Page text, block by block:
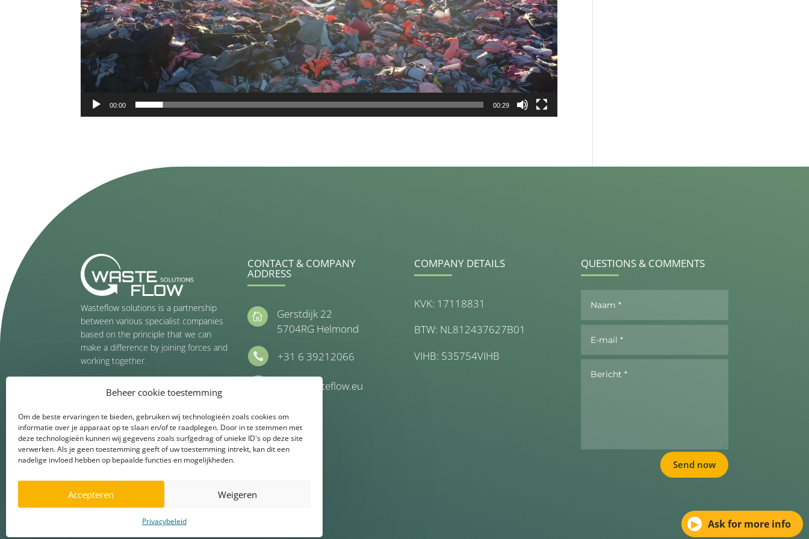
Beheer cookie toestemming
Om de beste ervaringen te bieden, gebruiken wij technologieën zoals cookies om
informatie over je apparaat op te slaan en/of te raadplegen. Door in te stemmen met
deze technologieën kunnen wij gegevens zoals surfgedrag of unieke ID's op deze site
verwerken. Als je geen toestemming geeft of uw toestemming intrekt, kan dit een
nadelige invloed hebben op bepaalde functies en mogelijkheden.
Accepteren Weigeren
Privacybeleid ▶ Ask for more info
00:00 00:29
Wasteflow solutions is a partnership
between various specialist companies
based on the principle that we can
make a difference by joining forces and
working together.
CONTACT & COMPANY
ADDRESS

Gerstdijk 22
5704RG Helmond
 +31 6 39212066
info@wasteflow.eu
COMPANY DETAILS
KVK: 17118831
BTW: NL812437627B01
VIHB: 535754VIHB
QUESTIONS & COMMENTS
Send now